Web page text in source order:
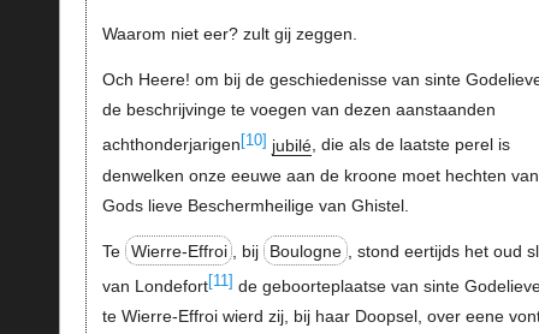
Waarom niet eer? zult gij zeggen.
Och Heere! om bij de geschiedenisse van sinte
de beschrijvinge te voegen van dezen aanstaanden
achthonderjarigen [10] jubilé, die als de laatste perel is
denwelken onze eeuwe aan de kroone moet hechten van
Gods lieve Beschermheilige van Ghistel.
Te Wierre-Effroi , bij Boulogne
, stond eertijds het oud
van Londefort[11] de geboorteplaatse van sinte
te Wierre-Effroi wierd zij, bij haar Doopsel, over eene